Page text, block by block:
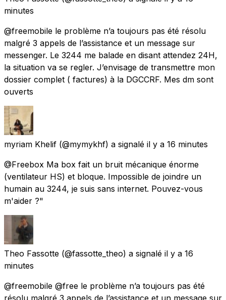
minutes
@freemobile le problème n’a toujours pas été résolu
malgré 3 appels de l’assistance et un message sur
messenger. Le 3244 me balade en disant attendez 24H,
la situation va se regler. J’envisage de transmettre mon
dossier complet ( factures) à la DGCCRF. Mes dm sont
ouverts
myriam Khelif (@mymykhf) a signalé il y a 16 minutes
@Freebox Ma box fait un bruit mécanique énorme
(ventilateur HS) et bloque. Impossible de joindre un
humain au 3244, je suis sans internet. Pouvez-vous
m'aider ?"
Theo Fassotte (@fassotte_theo) a signalé il y a 16
minutes
@freemobile @free le problème n’a toujours pas été
résolu malgré 3 appels de l’assistance et un message sur